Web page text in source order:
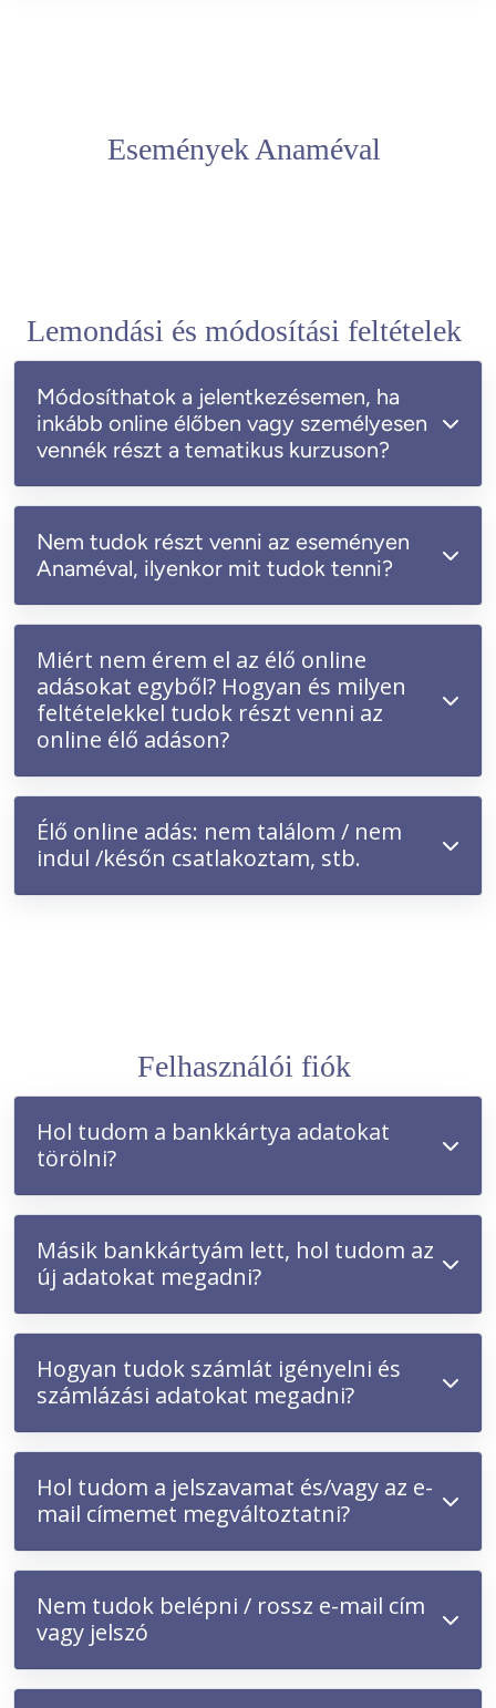
Események Anaméval
Lemondási és módosítási feltételek
Módosíthatok a jelentkezésemen, ha
inkább online élőben vagy személyesen
vennék részt a tematikus kurzuson?
Nem tudok részt venni az eseményen
Anaméval, ilyenkor mit tudok tenni?
Miért nem érem el az élő online
adásokat egyből? Hogyan és milyen
feltételekkel tudok részt venni az
online élő adáson?
Élő online adás: nem találom / nem
indul /későn csatlakoztam, stb.
Felhasználói fiók
Hol tudom a bankkártya adatokat
törölni?
Másik bankkártyám lett, hol tudom az
új adatokat megadni?
Hogyan tudok számlát igényelni és
számlázási adatokat megadni?
Hol tudom a jelszavamat és/vagy az e-
mail címemet megváltoztatni?
Nem tudok belépni / rossz e-mail cím
vagy jelszó